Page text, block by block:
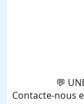
💬
Contacte-nous